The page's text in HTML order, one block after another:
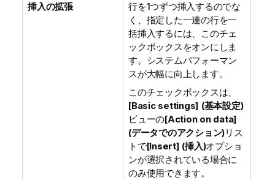
挿入の拡張
行を1つずつ挿入するのでな
く、指定した一連の行を一
括挿入するには、このチェ
ックボックスをオンにしま
す。システムパフォーマン
スが大幅に向上します。
このチェックボックスは、
[Basic settings] (基本設定)
ビューの[Action on data]
(データでのアクション)リス
トで[Insert] (挿入)オプショ
ンが選択されている場合に
のみ使用できます。